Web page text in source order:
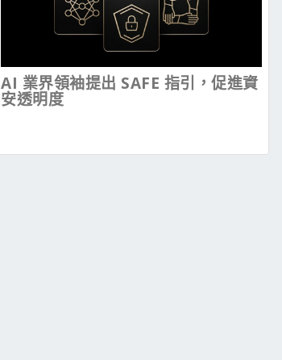
AI 業界領袖提出 SAFE 指引，促進資
安透明度